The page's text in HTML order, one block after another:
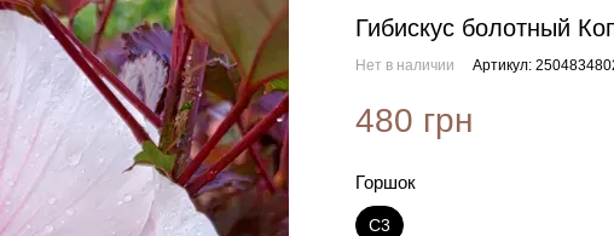
Гибискус болотный
Нет в наличии Артикул:
480 грн
Горшок
С3